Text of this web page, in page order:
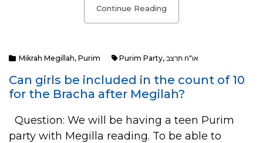
Continue Reading
Mikrah Megillah, Purim Purim Party, או"ח תרצב
Can girls be included in the count of 10
for the Bracha after Megilah?
Question: We will be having a teen Purim
party with Megilla reading. To be able to